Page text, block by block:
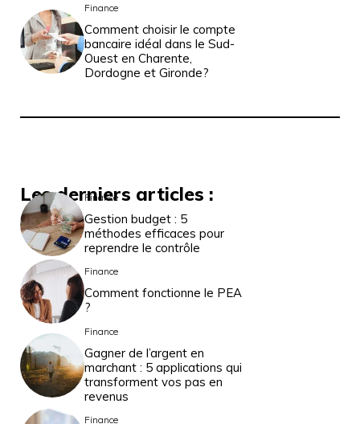
Finance
Comment choisir le compte
bancaire idéal dans le Sud-
Ouest en Charente,
Dordogne et Gironde?
Les derniers articles :
Finance
Gestion budget : 5
méthodes efficaces pour
reprendre le contrôle
Finance
Comment fonctionne le PEA
?
Finance
Gagner de l’argent en
marchant : 5 applications qui
transforment vos pas en
revenus
Finance